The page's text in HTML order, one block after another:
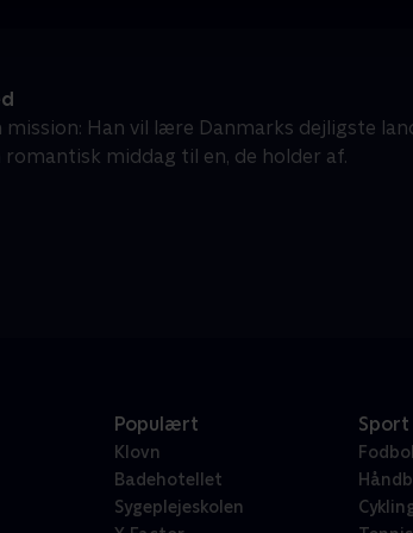
mission: Han vil lære Danmarks dejligste
romantisk middag til en, de holder af.
Populært
Klovn
Badehotellet
Sygeplejeskolen
Sport